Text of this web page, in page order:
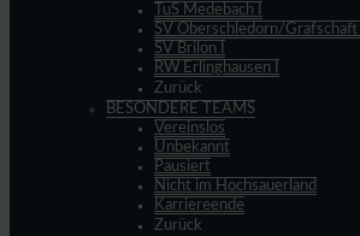
TuS Medebach I
SV Oberschledorn/Grafschaft I
SV Brilon I
RW Erlinghausen I
Zurück
BESONDERE TEAMS
Vereinslos
Unbekannt
Pausiert
Nicht im Hochsauerland
Karriereende
Zurück